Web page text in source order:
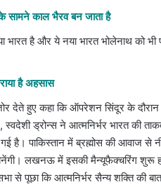
सामने काल भैरव बन जाता है
भारत है और ये नया भारत भोलेनाथ
है अहसास
देते हुए कहा कि ऑपरेशन सिंदूर के दौरान
ड्रोन्स ने आत्मनिर्भर भारत की
है। पाकिस्तान में ब्रह्मोस की आवाज से
बनेंगी। लखनऊ में इसकी मैन्यूफैक्चरिंग शुरू
से पूछा कि आत्मनिर्भर सैन्य शक्ति की